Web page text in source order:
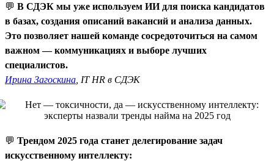
💬 В СДЭК мы уже используем ИИ для поиска кандидатов
в базах, создания описаний вакансий и анализа данных.
Это позволяет нашей команде сосредоточиться на самом
важном — коммуникациях и выборе лучших
специалистов.
Ирина Загоскина , IT HR в СДЭК
💬 Трендом 2025 года станет делегирование задач
искусственному интеллекту: